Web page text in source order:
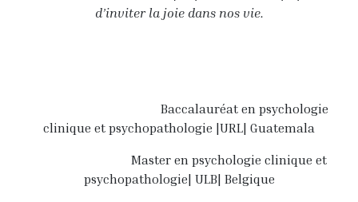
d’inviter la joie dans nos vie.
Baccalauréat en psychologie
clinique et psychopathologie |URL| Guatemala
Master en psychologie clinique et
psychopathologie| ULB| Belgique